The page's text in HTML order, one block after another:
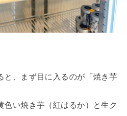
と、まず目に入るのが「焼き芋
色い焼き芋（紅はるか）と生ク